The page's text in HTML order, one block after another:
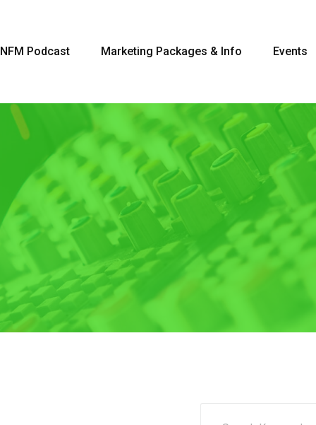
NFM Podcast Marketing Packages & Info Events